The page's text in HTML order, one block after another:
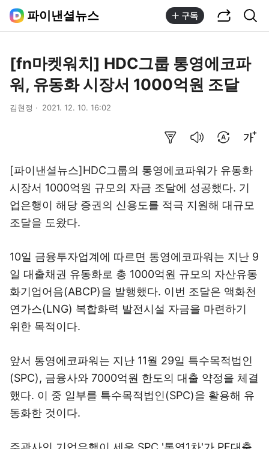
파이낸셜뉴스 구독
[fn마켓워치] HDC그룹 통영에코파
워, 유동화 시장서 1000억원 조달
김현정 2021. 12. 10. 16:02
[파이낸셜뉴스]HDC그룹의 통영에코파워가 유동화
시장서 1000억원 규모의 자금 조달에 성공했다. 기
업은행이 해당 증권의 신용도를 적극 지원해 대규모
조달을 도왔다.
10일 금융투자업계에 따르면 통영에코파워는 지난 9
일 대출채권 유동화로 총 1000억원 규모의 자산유동
화기업어음(ABCP)을 발행했다. 이번 조달은 액화천
연가스(LNG) 복합화력 발전시설 자금을 마련하기
위한 목적이다.
앞서 통영에코파워는 지난 11월 29일 특수목적법인
(SPC), 금융사와 7000억원 한도의 대출 약정을 체결
했다. 이 중 일부를 특수목적법인(SPC)을 활용해 유
동화한 것이다.